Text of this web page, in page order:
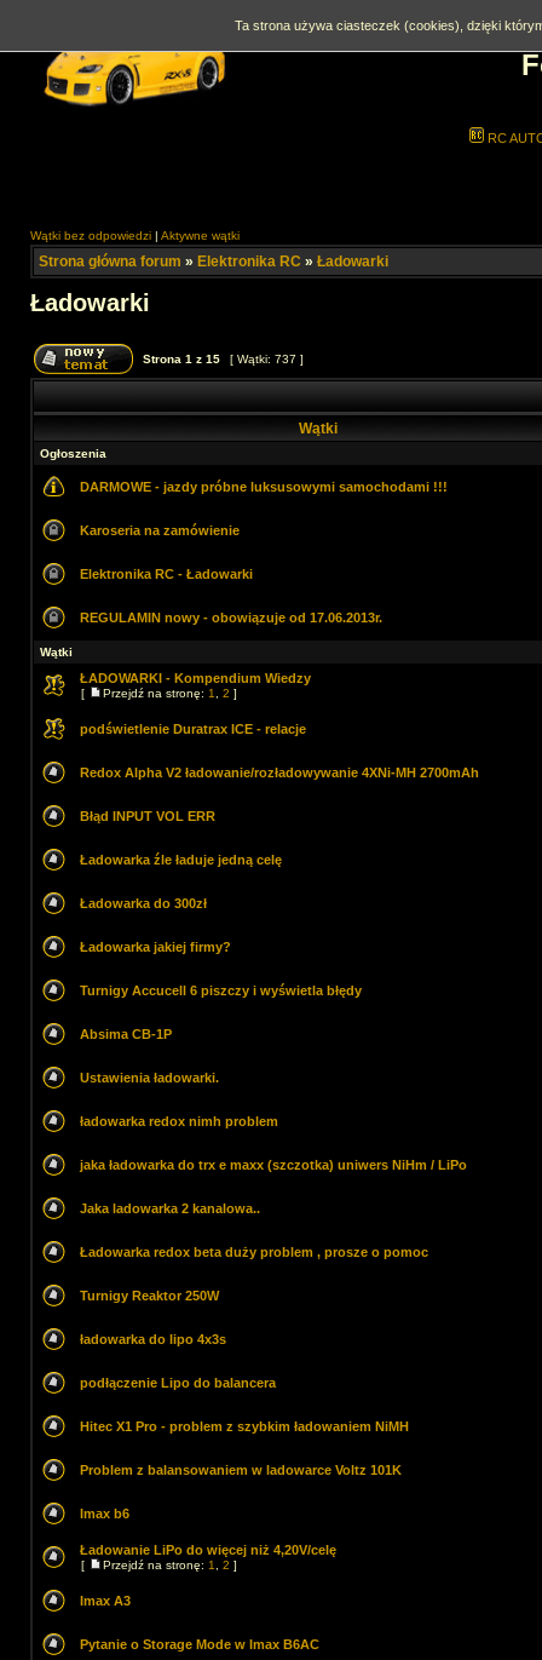
RC
Wątki bez odpowiedzi | Aktywne wątki
Strona główna forum » Elektronika RC » Ładowarki
Ładowarki
Strona 1 z 15 [ Wątki: 737 ]
Wątki
Ogłoszenia
DARMOWE - jazdy próbne luksusowymi samochodami !!!
Karoseria na zamówienie
Elektronika RC - Ładowarki
REGULAMIN nowy - obowiązuje od 17.06.2013r.
Wątki
ŁADOWARKI - Kompendium Wiedzy
[ Przejdź na stronę: 1 2 ]
podświetlenie Duratrax ICE - relacje
Redox Alpha V2 ładowanie/rozładowywanie 4XNi-MH 2700mAh
Błąd INPUT VOL ERR
Ładowarka źle ładuje jedną celę
Ładowarka do 300zł
Ładowarka jakiej firmy?
Turnigy Accucell 6 piszczy i wyświetla błędy
Absima CB-1P
Ustawienia ładowarki.
ładowarka redox nimh problem
jaka ładowarka do trx e maxx (szczotka) uniwers NiHm / LiPo
Jaka ladowarka 2 kanalowa..
Ładowarka redox beta duży problem , prosze o pomoc
Turnigy Reaktor 250W
ładowarka do lipo 4x3s
podłączenie Lipo do balancera
Hitec X1 Pro - problem z szybkim ładowaniem NiMH
Problem z balansowaniem w ladowarce Voltz 101K
Imax b6
Ładowanie LiPo do więcej niż 4,20V/celę
[ Przejdź na stronę: 1 2 ]
Imax A3
Pytanie o Storage Mode w Imax B6AC
Ta strona używa ciasteczek (cookies), dzięki